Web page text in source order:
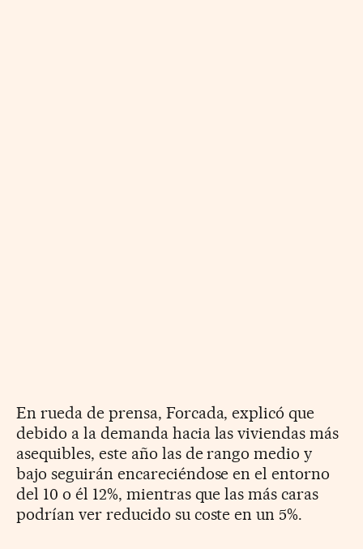
En rueda de prensa, Forcada, explicó que
debido a la demanda hacia las viviendas más
asequibles, este año las de rango medio y
bajo seguirán encareciéndose en el entorno
del 10 o él 12%, mientras que las más caras
podrían ver reducido su coste en un 5%.